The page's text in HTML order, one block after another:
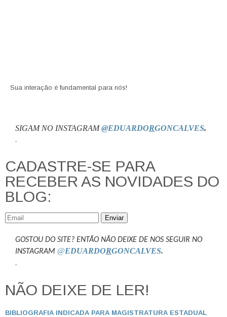
Sua interação é fundamental para nós!
SIGAM NO INSTAGRAM@EDUARDORGONCALVES.
.
CADASTRE-SE PARA
RECEBER AS NOVIDADES DO
BLOG:
Enviar
GOSTOU DO SITE? ENTÃO NÃO DEIXE DE NOS SEGUIR NO
INSTAGRAM @EDUARDORGONCALVES.
.
NÃO DEIXE DE LER!
BIBLIOGRAFIA INDICADA PARA MAGISTRATURA ESTADUAL